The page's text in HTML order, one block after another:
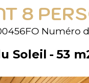
8
Numéro
Soleil 53